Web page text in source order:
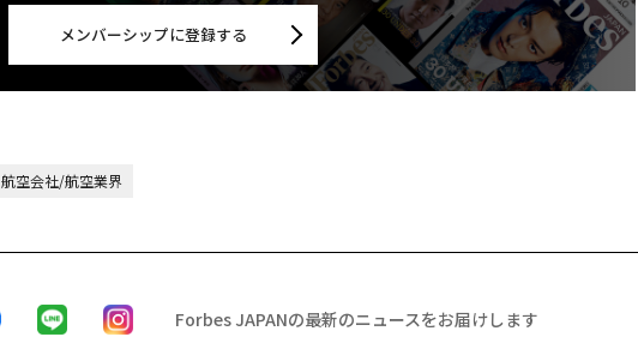
メンバーシップに登録する
航空会社/航空業界
Forbes JAPANの最新のニュースをお届けします